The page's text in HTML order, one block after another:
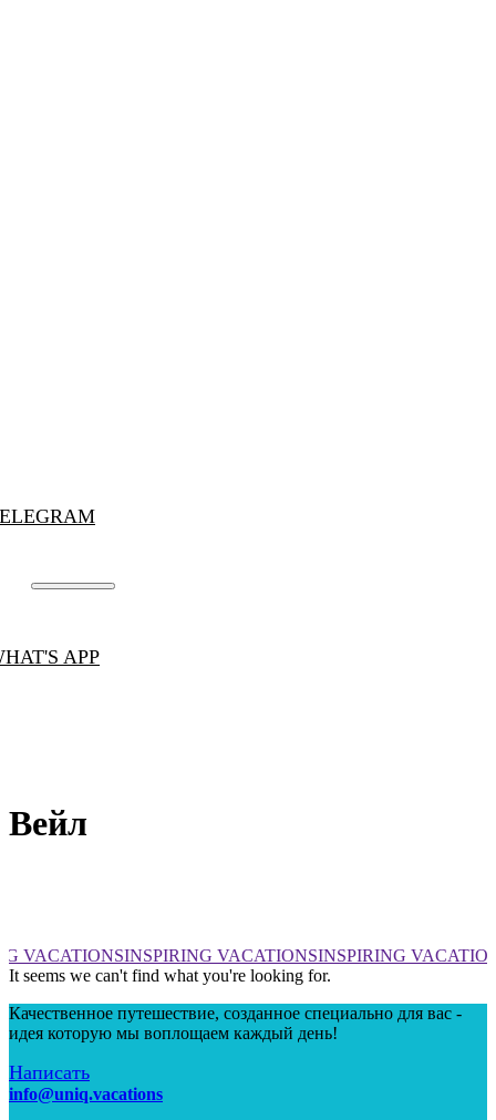
APP
Вейл
VACATIONSINSPIRING VACATIONSINSPIRING
It seems we can't find what you're looking for.
Качественное путешествие, созданное специально для вас -
идея которую мы воплощаем каждый день!
Написать
info@uniq.vacations